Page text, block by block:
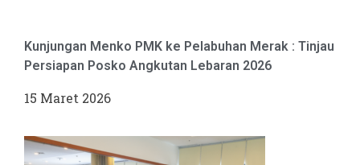
Kunjungan Menko PMK ke Pelabuhan Merak : Tinjau
Persiapan Posko Angkutan Lebaran 2026
15 Maret 2026